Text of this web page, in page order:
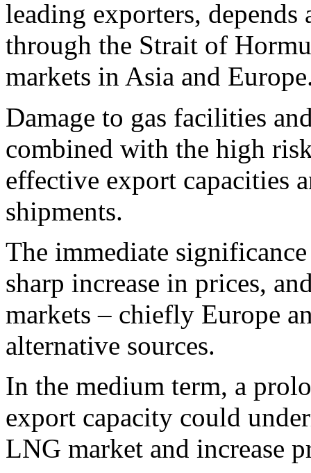
leading exporters, depends
through the Strait of
markets in Asia and
Damage to gas facilities
combined with the high
effective export capacities
shipments.
The immediate
sharp increase in prices,
markets – chiefly Europe
alternative sources.
In the medium term, a
export capacity could
LNG market and increase